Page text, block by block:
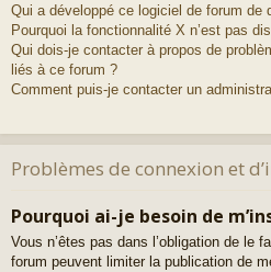
Qui a développé ce logiciel de forum de
Pourquoi la fonctionnalité X n’est pas
Qui dois-je contacter à propos de
liés à ce forum ?
Comment puis-je contacter un
Problèmes de connexion et
Pourquoi ai-je besoin de
Vous n’êtes pas dans l’obligation de le
forum peuvent limiter la publication de